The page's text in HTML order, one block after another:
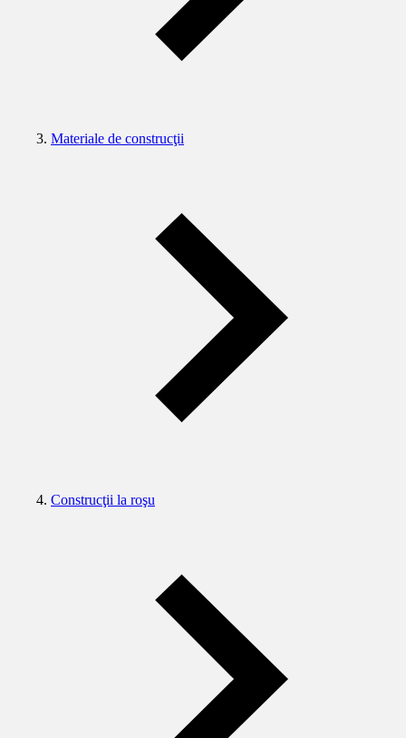
Materiale de construcţii
Construcţii la roşu